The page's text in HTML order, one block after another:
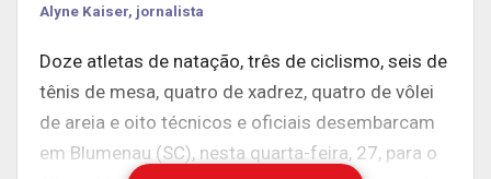
Alyne Kaiser, jornalista
Doze atletas de natação, três de ciclismo, seis de
tênis de mesa, quatro de xadrez, quatro de vôlei
de areia e oito técnicos e oficiais desembarcam
em Blumenau (SC), nesta quarta-feira, 27, para o